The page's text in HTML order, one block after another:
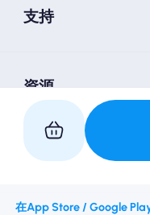
支持
資源
與我們合作
在App Store / Google